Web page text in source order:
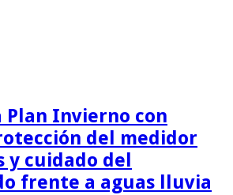
Plan Invierno con
del medidor
y cuidado del
frente a aguas lluvia